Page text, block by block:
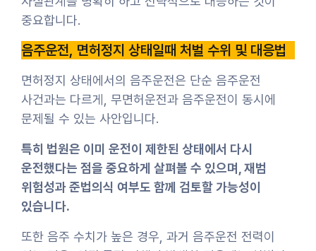
중요합니다.
음주운전, 면허정지 상태일때 처벌 수위 및 대응법
면허정지 상태에서의 음주운전은 단순 음주운전
사건과는 다르게, 무면허운전과 음주운전이 동시에
문제될 수 있는 사안입니다.
특히 법원은 이미 운전이 제한된 상태에서 다시
운전했다는 점을 중요하게 살펴볼 수 있으며, 재범
위험성과 준법의식 여부도 함께 검토할 가능성이
있습니다.
또한 음주 수치가 높은 경우, 과거 음주운전 전력이